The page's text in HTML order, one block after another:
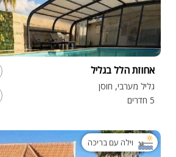
אחוזת הלל בגליל
גליל מערבי, חוסן
5 חדרים
וילה עם בריכה